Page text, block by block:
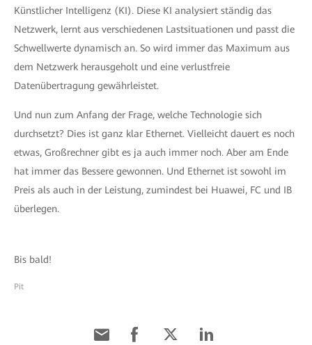
Künstlicher Intelligenz (KI). Diese KI analysiert ständig das
Netzwerk, lernt aus verschiedenen Lastsituationen und passt die
Schwellwerte dynamisch an. So wird immer das Maximum aus
dem Netzwerk herausgeholt und eine verlustfreie
Datenübertragung gewährleistet.
Und nun zum Anfang der Frage, welche Technologie sich
durchsetzt? Dies ist ganz klar Ethernet. Vielleicht dauert es noch
etwas, Großrechner gibt es ja auch immer noch. Aber am Ende
hat immer das Bessere gewonnen. Und Ethernet ist sowohl im
Preis als auch in der Leistung, zumindest bei Huawei, FC und IB
überlegen.
Bis bald!
Pit